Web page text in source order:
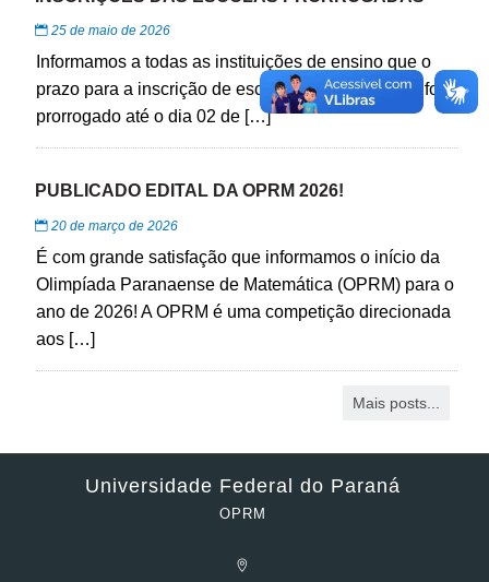
25 de maio de 2026
Informamos a todas as instituições de ensino que o
prazo para a inscrição de escolas na OPRM 2026 foi
prorrogado até o dia 02 de […]
PUBLICADO EDITAL DA OPRM 2026!
20 de março de 2026
É com grande satisfação que informamos o início da
Olimpíada Paranaense de Matemática (OPRM) para o
ano de 2026! A OPRM é uma competição direcionada
aos […]
Mais posts...
Universidade Federal do Paraná
OPRM